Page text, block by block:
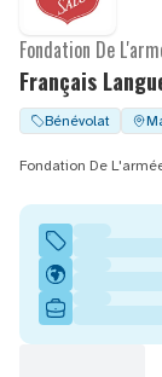
Français
Bénévolat
Fondation De